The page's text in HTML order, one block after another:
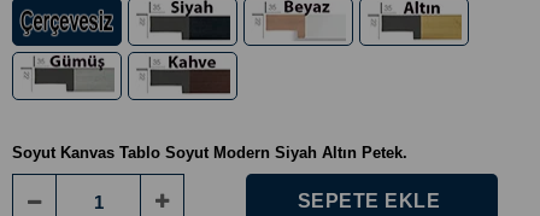
Soyut Kanvas Tablo Soyut Modern Siyah Altın Petek.